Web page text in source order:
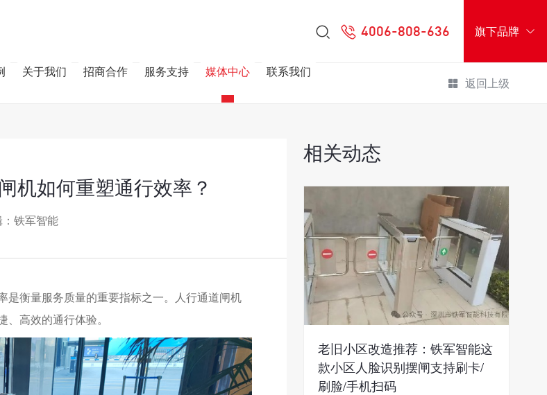
旗下品牌
4006-808-636
关于我们 招商合作 服务支持 媒体中心 联系我们
返回上级
机如何重塑通行效率？
铁军智能
衡量服务质量的重要指标之一。人行通道闸机
高效的通行体验。
相关动态
老旧小区改造推荐：铁军智能这
款小区人脸识别摆闸支持刷卡/
刷脸/手机扫码